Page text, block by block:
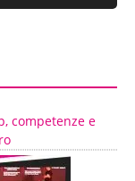
competenze e